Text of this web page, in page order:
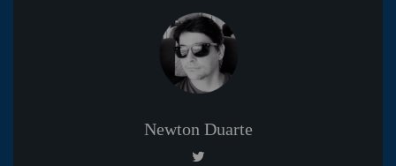
Newton Duarte